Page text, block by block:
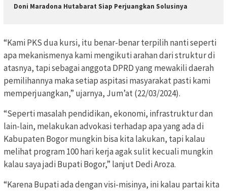
Doni Maradona Hutabarat Siap Perjuangkan Solusinya
“Kami PKS dua kursi, itu benar-benar terpilih nanti seperti
apa mekanismenya kami mengikuti arahan dari struktur di
atasnya, tapi sebagai anggota DPRD yang mewakili daerah
pemilihannya maka setiap aspitasi masyarakat pasti kami
memperjuangkan,” ujarnya, Jum’at (22/03/2024).
“Seperti masalah pendidikan, ekonomi, infrastruktur dan
lain-lain, melakukan advokasi terhadap apa yang ada di
Kabupaten Bogor mungkin bisa kita lakukan, tapi kalau
melihat program 100 hari kerja agak sulit kecuali mungkin
kalau saya jadi Bupati Bogor,” lanjut Dedi Aroza.
“Karena Bupati ada dengan visi-misinya, ini kalau partai kita